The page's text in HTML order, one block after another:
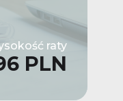
raty
PLN